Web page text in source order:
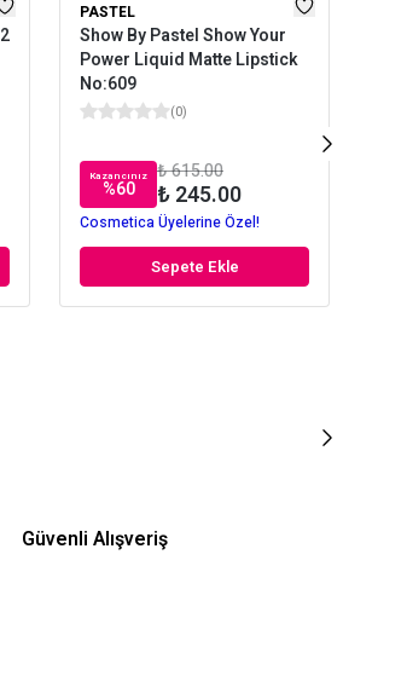
PASTEL
Show By Pastel Show Your
Power Liquid Matte Lipstick
No:609
(0)
Kazancınız
%60
₺ 615.00
₺ 245.00
Cosmetica Üyelerine Özel!
Sepete Ekle
Güvenli Alışveriş